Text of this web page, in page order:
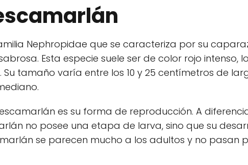
Nephropidae que se caracteriza por su
Esta especie suele ser de color rojo intenso,
tamaño varía entre los 10 y 25 centímetros de
es su forma de reproducción. A
no posee una etapa de larva, sino que su
se parecen mucho a los adultos y no pasan